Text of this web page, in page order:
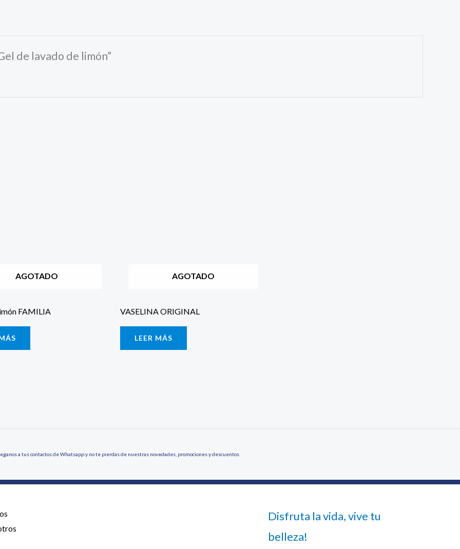
de lavado de limón”
AGOTADO
FAMILIA
AGOTADO
VASELINA ORIGINAL
LEER MÁS
a tus contactos de Whatsapp y no te pierdas de nuestras novedades, promociones y descuentos
Disfruta la vida, vive tu
belleza!